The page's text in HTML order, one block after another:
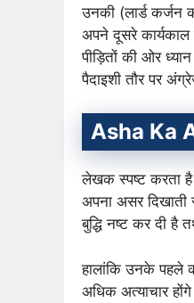
उनकी (लार्ड कर्जन
अपने दूसरे
पीड़ितों की ओर
पैदाइशी तौर पर
Asha Ka
लेखक स्पष्ट करता है
अपना असर दिखाती
बुद्धि नष्ट कर दी है
हालांकि उनके पहले
अधिक अत्याचार